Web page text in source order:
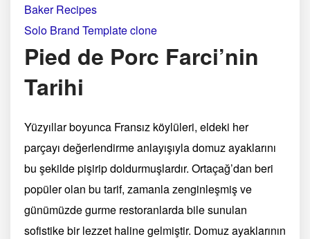
Baker Recipes
Solo Brand Template clone
Pied de Porc Farci’nin
Tarihi
Yüzyıllar boyunca Fransız köylüleri, eldeki her
parçayı değerlendirme anlayışıyla domuz ayaklarını
bu şekilde pişirip doldurmuşlardır. Ortaçağ’dan beri
popüler olan bu tarif, zamanla zenginleşmiş ve
günümüzde gurme restoranlarda bile sunulan
sofistike bir lezzet haline gelmiştir. Domuz ayaklarının